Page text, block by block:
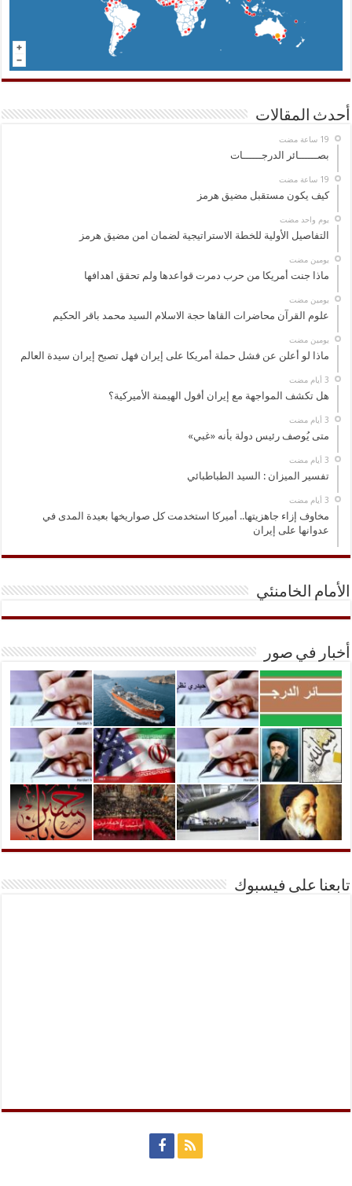
أحدث المقالات
بصــــــائر الدرجــــــات
كيف يكون مستقبل مضيق هرمز
‏يوم واحد مضت
التفاصيل الأولية للخطة الاستراتيجية لضمان امن مضيق هرمز
‏يومين مضت
ماذا جنت أمريكا من حرب دمرت قواعدها ولم تحقق اهدافها
‏يومين مضت
علوم القرآن محاضرات القاها حجة الاسلام السيد محمد باقر الحكيم
‏يومين مضت
ماذا لو أعلن عن فشل حملة أمريكا على إيران فهل تصبح إيران سيدة العالم
هل تكشف المواجهة مع إيران أفول الهيمنة الأميركية؟
متى يُوصف رئيس دولة بأنه «غبي»
تفسير الميزان : السيد الطباطبائي
مخاوف إزاء جاهزيتها.. أميركا استخدمت كل صواريخها بعيدة المدى في
عدوانها على إيران
الأمام الخامنئي
أخبار في صور
تابعنا على فيسبوك